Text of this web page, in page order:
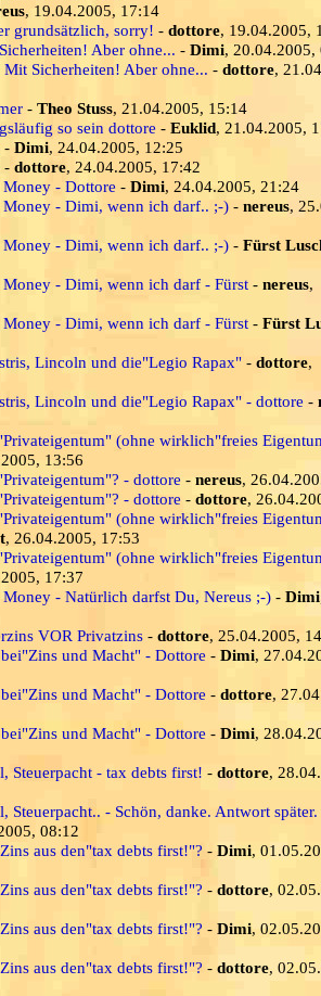
, 19.04.2005, 17:14
grundsätzlich, sorry! - dottore, 19.04.2005,
Aber ohne... - Dimi, 20.04.2005,
Sicherheiten! Aber ohne... - dottore,
- Theo Stuss, 21.04.2005, 15:14
so sein dottore - Euklid, 21.04.2005,
- Dimi, 24.04.2005, 12:25
- dottore, 24.04.2005, 17:42
- Dottore - Dimi, 24.04.2005, 21:24
- Dimi, wenn ich darf.. ;-) - nereus,
- Dimi, wenn ich darf.. ;-) - Fürst
- Dimi, wenn ich darf - Fürst - nereus,
- Dimi, wenn ich darf - Fürst - Fürst
Lincoln und die"Legio Rapax" - dottore,
Lincoln und die"Legio Rapax" - dottore -
(ohne wirklich"freies
13:56
- dottore - nereus,
- dottore - dottore,
(ohne wirklich"freies
, 26.04.2005, 17:53
(ohne wirklich"freies
17:37
- Natürlich darfst Du, Nereus ;-) - Dimi
VOR Privatzins - dottore, 25.04.2005,
und Macht" - Dottore - Dimi,
und Macht" - Dottore - dottore,
und Macht" - Dottore - Dimi,
Steuerpacht - tax debts first! - dottore,
Steuerpacht.. - Schön, danke. Antwort
08:12
aus den"tax debts first!"? - Dimi,
aus den"tax debts first!"? - dottore,
aus den"tax debts first!"? - Dimi,
aus den"tax debts first!"? - dottore,